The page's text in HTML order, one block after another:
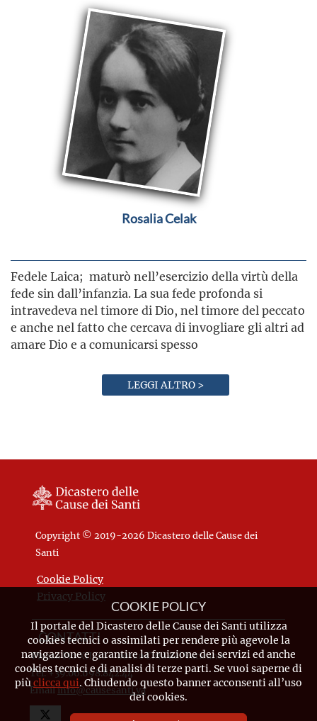
Rosalia Celak
Fedele Laica; maturò nell’esercizio della virtù della
fede sin dall’infanzia. La sua fede profonda si
intravedeva nel timore di Dio, nel timore del peccato
e anche nel fatto che cercava di invogliare gli altri ad
amare Dio e a comunicarsi spesso
LEGGI ALTRO >
Copyright © 2019-2026 Dicastero delle Cause dei
Santi
Cookie Policy
Privacy Policy
CONTATTI
Piazza Pio XII, 10 - 00120 Città del Vaticano
Tel. +39.06.698.842.44
Emailinfo@causesanti.va
COOKIE POLICY
Il portale del Dicastero delle Cause dei Santi utilizza
cookies tecnici o assimilati per rendere più agevole la
navigazione e garantire la fruizione dei servizi ed anche
cookies tecnici e di analisi di terze parti. Se vuoi saperne di
piùclicca qui. Chiudendo questo banner acconsenti all’uso
dei cookies.